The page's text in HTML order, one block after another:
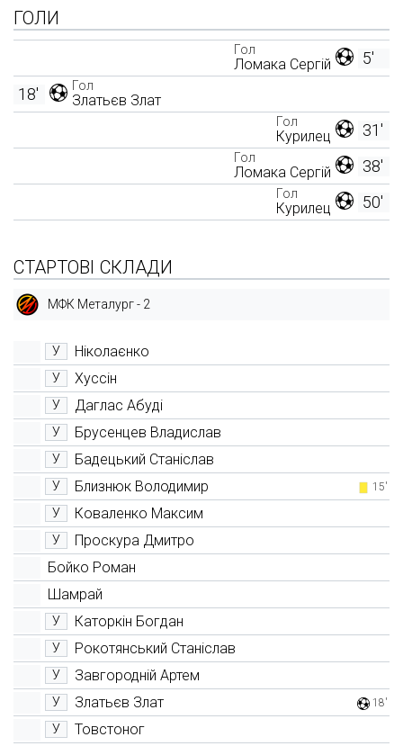
ГОЛИ
5'
Гол
Ломака Сергій
Гол
Златьєв Злат
18'
31'
Гол
Курилец
38'
Гол
Ломака Сергій
50'
Гол
Курилец
СТАРТОВІ СКЛАДИ
МФК Металург - 2
У Ніколаєнко
У Хуссін
У Даглас Абуді
У Брусенцев Владислав
У Бадецький Станіслав
У Близнюк Володимир 15'
У Коваленко Максим
У
Проскура Дмитро
Бойко Роман
Шамрай
У Каторкін Богдан
У Рокотянський Станіслав
У Завгородній Артем
У Златьєв Злат 18'
У Товстоног